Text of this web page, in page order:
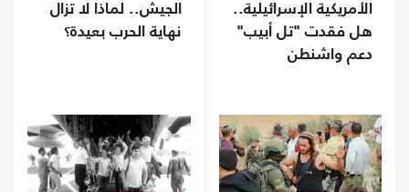
الأمريكية الإسرائيلية..
هل فقدت "تل أبيب"
دعم واشنطن
الجيش.. لماذا لا تزال
نهاية الحرب بعيدة؟